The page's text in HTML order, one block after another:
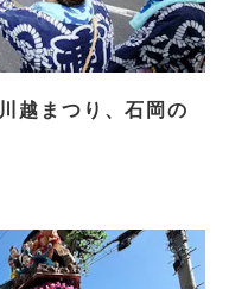
越まつり、石岡の